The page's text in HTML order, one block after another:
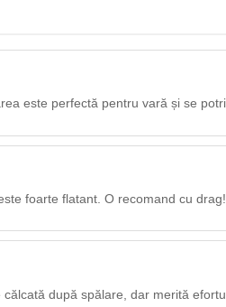
este perfectă pentru vară și se
foarte flatant. O recomand cu drag!
după spălare, dar merită